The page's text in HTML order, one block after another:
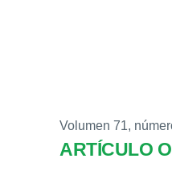
Volumen 71,
ARTÍCULO